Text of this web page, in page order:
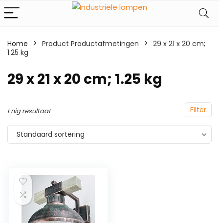
Home Product Productafmetingen
‎29 x 21 x 20 cm;
1.25 kg
‎29 x 21 x 20 cm; 1.25 kg
Filter
Enig resultaat
Standaard sortering